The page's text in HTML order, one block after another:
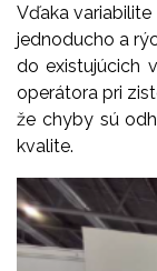
Vďaka
jednoducho a
do existujúcich
operátora pri
že chyby sú
kvalite.